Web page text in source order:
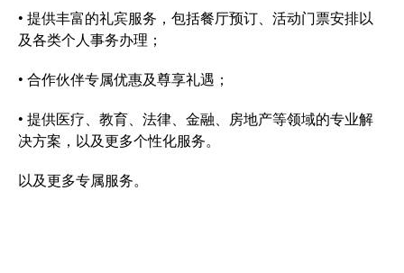
• 提供丰富的礼宾服务，包括餐厅预订、活动门票安排以
及各类个人事务办理；
• 合作伙伴专属优惠及尊享礼遇；
• 提供医疗、教育、法律、金融、房地产等领域的专业解
决方案，以及更多个性化服务。
以及更多专属服务。